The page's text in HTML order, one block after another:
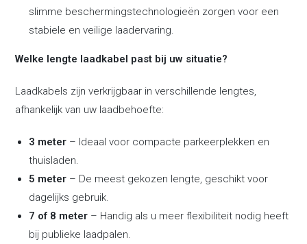
slimme beschermingstechnologieën zorgen voor een
stabiele en veilige laadervaring.
Welke lengte laadkabel past bij uw situatie?
Laadkabels zijn verkrijgbaar in verschillende lengtes,
afhankelijk van uw laadbehoefte:
3 meter – Ideaal voor compacte parkeerplekken en
thuisladen.
5 meter – De meest gekozen lengte, geschikt voor
dagelijks gebruik.
7 of 8 meter – Handig als u meer flexibiliteit nodig heeft
bij publieke laadpalen.